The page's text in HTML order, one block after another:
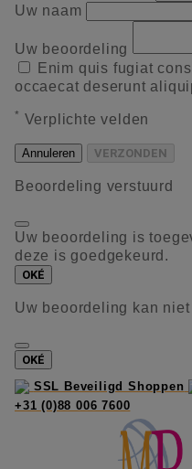
Uw naam
Uw beoordeling
Enim quis fugiat
occaecat deserunt
* Verplichte velden
Annuleren VERZONDEN
Beoordeling verstuurd
Uw beoordeling is
deze is goedgekeurd.
OKÉ
Uw beoordeling kan
OKÉ
SSL Beveiligd Shoppen
+31 (0)88 006 7600